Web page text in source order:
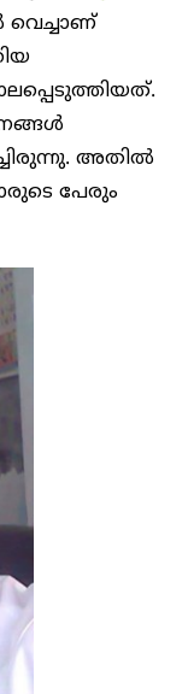
വെച്ചാണ്
അതിൽ
പേരും